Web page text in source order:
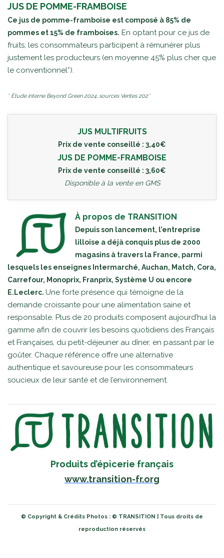
JUS DE POMME-FRAMBOISE
Ce jus de pomme-framboise est composé à 85% de
pommes et 15% de framboises. En optant pour ce jus de
fruits, les consommateurs participent à rémunérer plus
justement les producteurs (en moyenne 45% plus cher que
le conventionnel*).
* Étude interne Beyond Green 2024, sources Ventes 202″
JUS MULTIFRUITS
Prix de vente conseillé : 3,40€
JUS DE POMME-FRAMBOISE
Prix de vente conseillé : 3,60€
Disponible à la vente en GMS
À propos de TRANSITION
Depuis son lancement, l’entreprise
lilloise a déjà conquis plus de 2000
magasins à travers la France, parmi
lesquels les enseignes Intermarché, Auchan, Match, Cora,
Carrefour, Monoprix, Franprix, Système U ou encore
E.Leclerc. Une forte présence qui témoigne de la
demande croissante pour une alimentation saine et
responsable. Plus de 20 produits composent aujourd’hui la
gamme afin de couvrir les besoins quotidiens des Français
et Françaises, du petit-déjeuner au dîner, en passant par le
goûter. Chaque référence offre une alternative
authentique et savoureuse pour les consommateurs
soucieux de leur santé et de l’environnement.
Produits d’épicerie français
www.transition-fr.org
© Copyright & Crédits Photos : © TRANSITION | Tous droits de
reproduction réservés